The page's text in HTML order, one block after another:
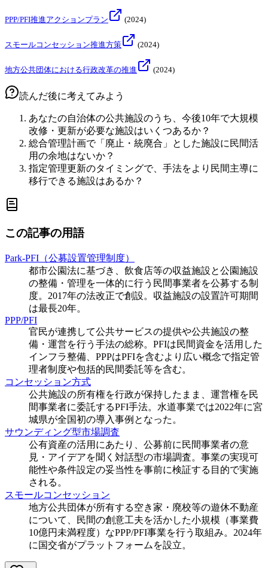
PPP/PFI推進アクションプラン (2024)
スモールコンセッション推進方策 (2024)
地方公共団体における行政改革の推進 (2024)
読んだ後に考えてみよう
あなたの自治体の公共施設のうち、今後10年で大規模
改修・更新が必要な施設はいくつあるか？
総合管理計画で「廃止・統廃合」とした施設に民間活
用の余地はないか？
指定管理更新のタイミングで、手法をより民間主導に
移行できる施設はあるか？
この記事の用語
Park-PFI（公募設置管理制度）
都市公園法に基づき、飲食店等の収益施設と公園施設
の整備・管理を一体的に行う民間事業者を公募する制
度。2017年の法改正で創設。収益施設の設置許可期間
は最長20年。
PPP/PFI
官民が連携して公共サービスの提供や公共施設の整
備・運営を行う手法の総称。PFIは民間資金を活用した
インフラ整備、PPPはPFIを含むより広い概念で指定管
理者制度や包括的民間委託等を含む。
コンセッション方式
公共施設の所有権を行政が保持したまま、運営権を民
間事業者に委託するPFI手法。水道事業では2022年に宮
城県が全国初の導入事例となった。
サウンディング型市場調査
公有資産の活用にあたり、公募前に民間事業者の意
見・アイデアを聞く対話型の市場調査。事業の実現可
能性や条件設定の妥当性を事前に検証する目的で実施
される。
スモールコンセッション
地方公共団体が所有する空き家・廃校等の遊休不動産
について、民間の創意工夫を活かした小規模（事業費
10億円未満程度）なPPP/PFI事業を行う取組み。2024年
に国交省がプラットフォームを設立。